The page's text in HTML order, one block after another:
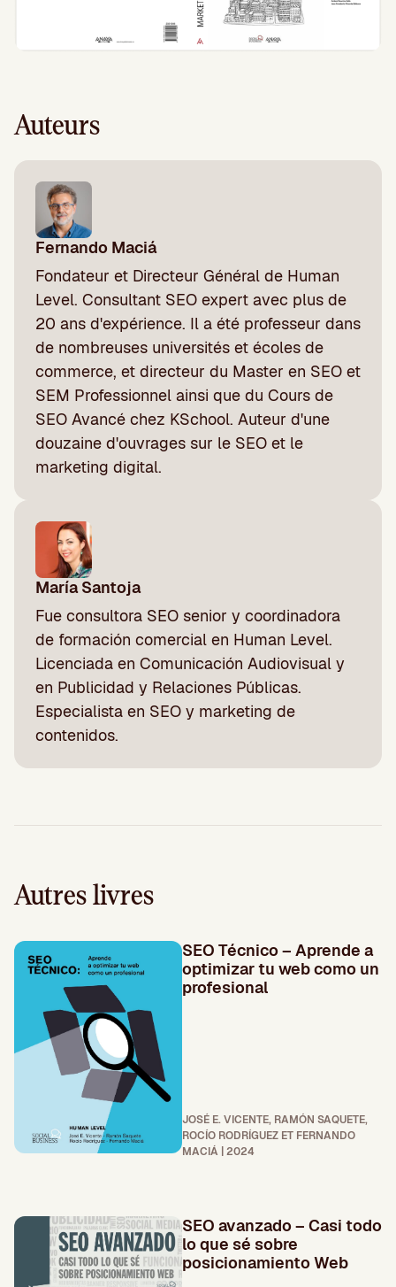
Auteurs
Fernando Maciá
Fondateur et Directeur Général de Human
Level. Consultant SEO expert avec plus de
20 ans d'expérience. Il a été professeur dans
de nombreuses universités et écoles de
commerce, et directeur du Master en SEO et
SEM Professionnel ainsi que du Cours de
SEO Avancé chez KSchool. Auteur d'une
douzaine d'ouvrages sur le SEO et le
marketing digital.
María Santoja
Fue consultora SEO senior y coordinadora
de formación comercial en Human Level.
Licenciada en Comunicación Audiovisual y
en Publicidad y Relaciones Públicas.
Especialista en SEO y marketing de
contenidos.
Autres livres
SEO Técnico – Aprende a
optimizar tu web como un
profesional
JOSÉ E. VICENTE, RAMÓN SAQUETE,
ROCÍO RODRÍGUEZ ET FERNANDO
MACIÁ | 2024
SEO avanzado – Casi todo
lo que sé sobre
posicionamiento Web